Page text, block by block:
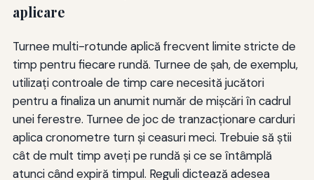
aplicare
Turnee multi-rotunde aplică frecvent limite stricte de
timp pentru fiecare rundă. Turnee de șah, de exemplu,
utilizați controale de timp care necesită jucători
pentru a finaliza un anumit număr de mișcări în cadrul
unei ferestre. Turnee de joc de tranzacționare carduri
aplica cronometre turn și ceasuri meci. Trebuie să știi
cât de mult timp aveți pe rundă și ce se întâmplă
atunci când expiră timpul. Reguli dictează adesea